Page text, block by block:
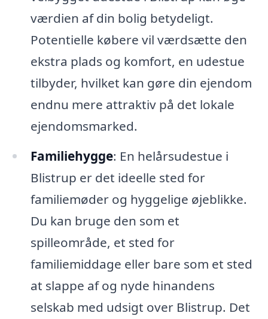
værdien af din bolig betydeligt.
Potentielle købere vil værdsætte den
ekstra plads og komfort, en udestue
tilbyder, hvilket kan gøre din ejendom
endnu mere attraktiv på det lokale
ejendomsmarked.
Familiehygge: En helårsudestue i
Blistrup er det ideelle sted for
familiemøder og hyggelige øjeblikke.
Du kan bruge den som et
spilleområde, et sted for
familiemiddage eller bare som et sted
at slappe af og nyde hinandens
selskab med udsigt over Blistrup. Det